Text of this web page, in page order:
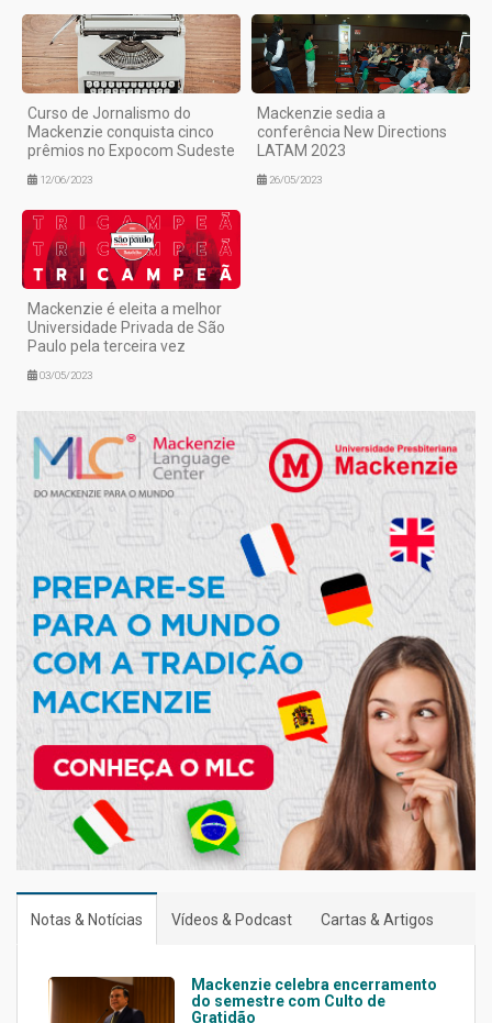
Curso de Jornalismo do
Mackenzie conquista cinco
prêmios no Expocom Sudeste
12/06/2023
Mackenzie sedia a
conferência New Directions
LATAM 2023
26/05/2023
Mackenzie é eleita a melhor
Universidade Privada de São
Paulo pela terceira vez
03/05/2023
Notas & Notícias Vídeos & Podcast Cartas & Artigos
Mackenzie celebra encerramento
do semestre com Culto de
Gratidão